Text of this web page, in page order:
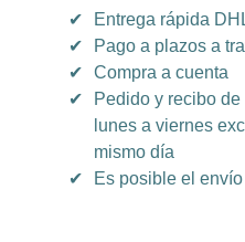
✔
Entrega rápida
✔
Pago a plazos a
✔
Compra a cuenta
✔
Pedido y recibo
lunes a viernes
mismo día
✔
Es posible el